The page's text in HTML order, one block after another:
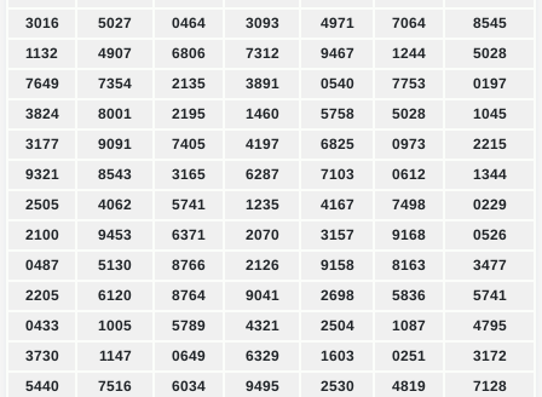
3016
5027 0464 3093 4971 7064
8545
1132
4907 6806 7312 9467 1244
5028
7649
7354 2135 3891 0540 7753
0197
3824
8001 2195 1460 5758 5028
1045
3177
9091 7405 4197 6825 0973
2215
9321
8543 3165 6287 7103 0612
1344
2505
4062 5741 1235 4167 7498
0229
2100
9453 6371 2070 3157 9168
0526
0487
5130 8766 2126 9158 8163
3477
2205
6120 8764 9041 2698 5836
5741
0433
1005 5789 4321 2504 1087
4795
3730
1147 0649 6329 1603 0251
3172
5440
7516 6034 9495 2530 4819
7128